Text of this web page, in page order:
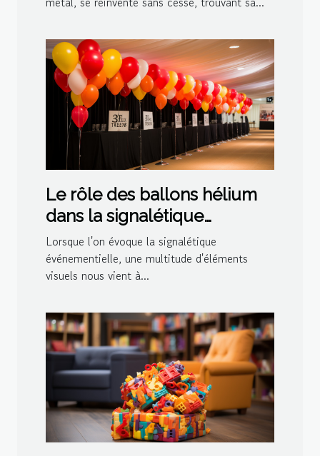
Le rôle des ballons hélium
dans la signalétique
événementielle
Lorsque l'on évoque la signalétique
événementielle, une multitude d'éléments
visuels nous vient à...